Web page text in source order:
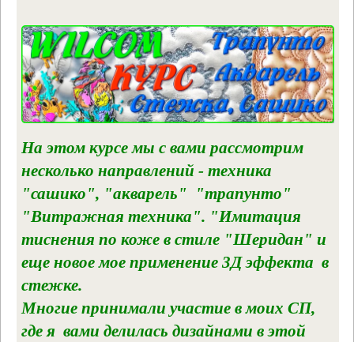
На этом курсе мы с вами рассмотрим
несколько направлений - техника
"сашико", "акварель" "трапунто"
"Витражная техника". "Имитация
тиснения по коже в стиле "Шеридан" и
еще новое мое применение 3Д эффекта в
стежке.
Многие принимали участие в моих СП,
где я вами делилась дизайнами в этой